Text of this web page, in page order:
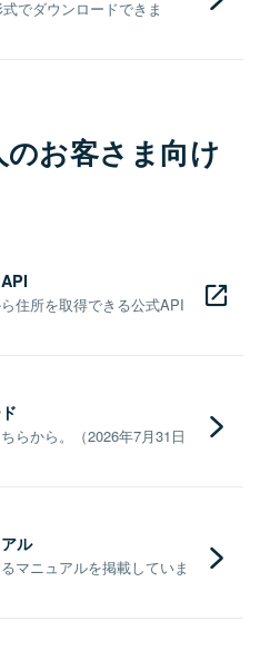
でダウンロードできま
お客さま向け
住所を取得できる公式API
らから。（2026年7月31日
ル
マニュアルを掲載していま